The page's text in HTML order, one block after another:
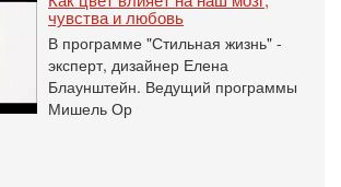
чувства и любовь
В программе "Стильная жизнь" -
эксперт, дизайнер Елена
Блаунштейн. Ведущий программы
Мишель Ор